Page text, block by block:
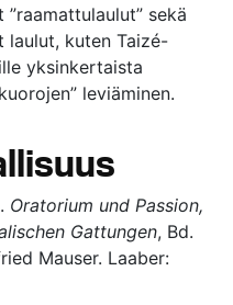
sekä
laulut, kuten Taizé-
yksinkertaista
leviäminen.
Oratorium und Passion,
Gattungen, Bd.
Mauser. Laaber: